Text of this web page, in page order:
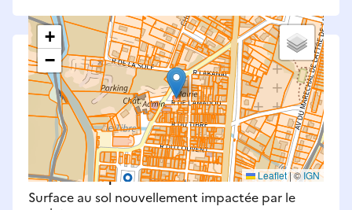
+
−
Leaflet|©IGN
Saisissez les surfaces aménagées par le projet
Surfaces à prendre en compte : bâti, voirie,
espaces verts, remblais et bassins — impacts
définitifs et temporaires (travaux).
Nouveaux impacts
Surface au sol nouvellement impactée par le